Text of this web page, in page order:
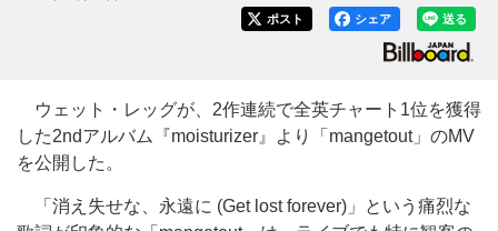
送る
シェア
ポスト
ウェット・レッグが、2作連続で全英チャート1位を獲得
した2ndアルバム『moisturizer』より「mangetout」のMV
を公開した。
「消え失せな、永遠に (Get lost forever)」という痛烈な